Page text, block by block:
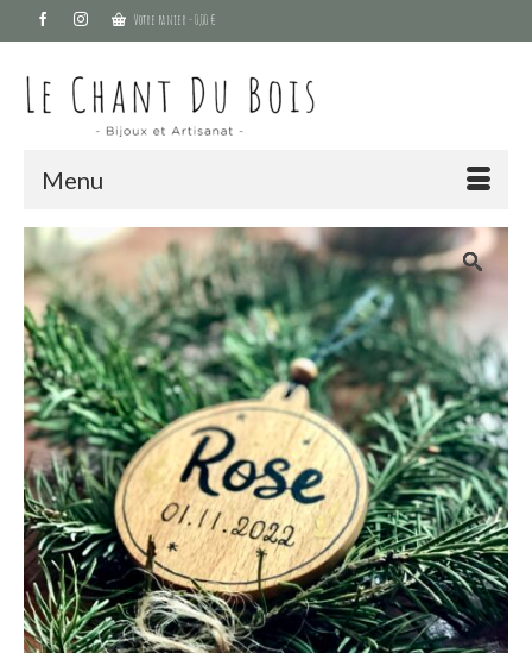
Votre panier -0,00€
Menu